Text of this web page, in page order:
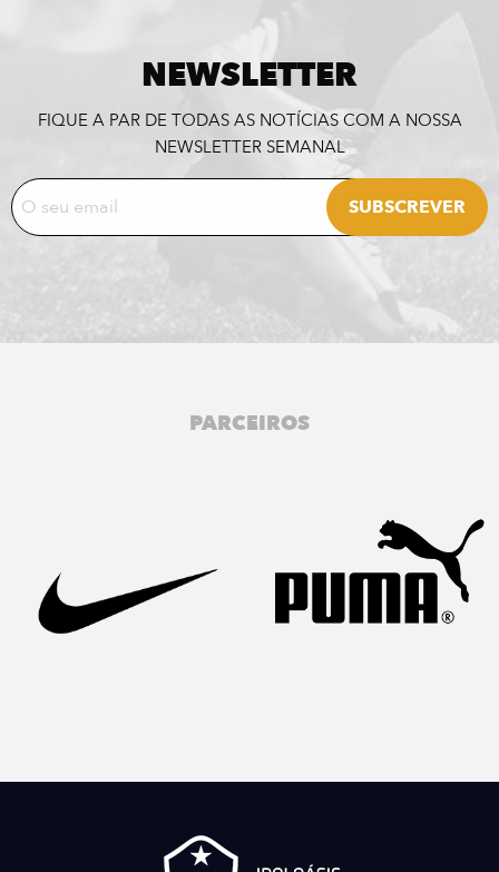
NEWSLETTER
FIQUE A PAR DE TODAS AS NOTÍCIAS COM A NOSSA
NEWSLETTER SEMANAL
PARCEIROS